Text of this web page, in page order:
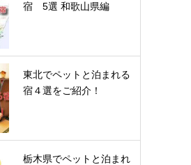
宿 5選 和歌山県編
東北でペットと泊まれる
宿４選をご紹介！
栃木県でペットと泊まれ